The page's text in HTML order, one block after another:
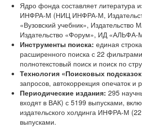
Ядро фонда составляет литература
ИНФРА-М (НИЦ ИНФРА-М,
«Вузовский учебник»,
Издательство «Форум», ИД «АЛЬФА-
Инструменты поиска: единая
расширенного поиска с 22
полнотекстовый поиск и поиск по
Технология «Поисковых
запросов, автокоррекция опечаток и
Периодические издания: 295
входят в ВАК) с 5199 выпусками,
издательского холдинга ИНФРА-М
выпусками.